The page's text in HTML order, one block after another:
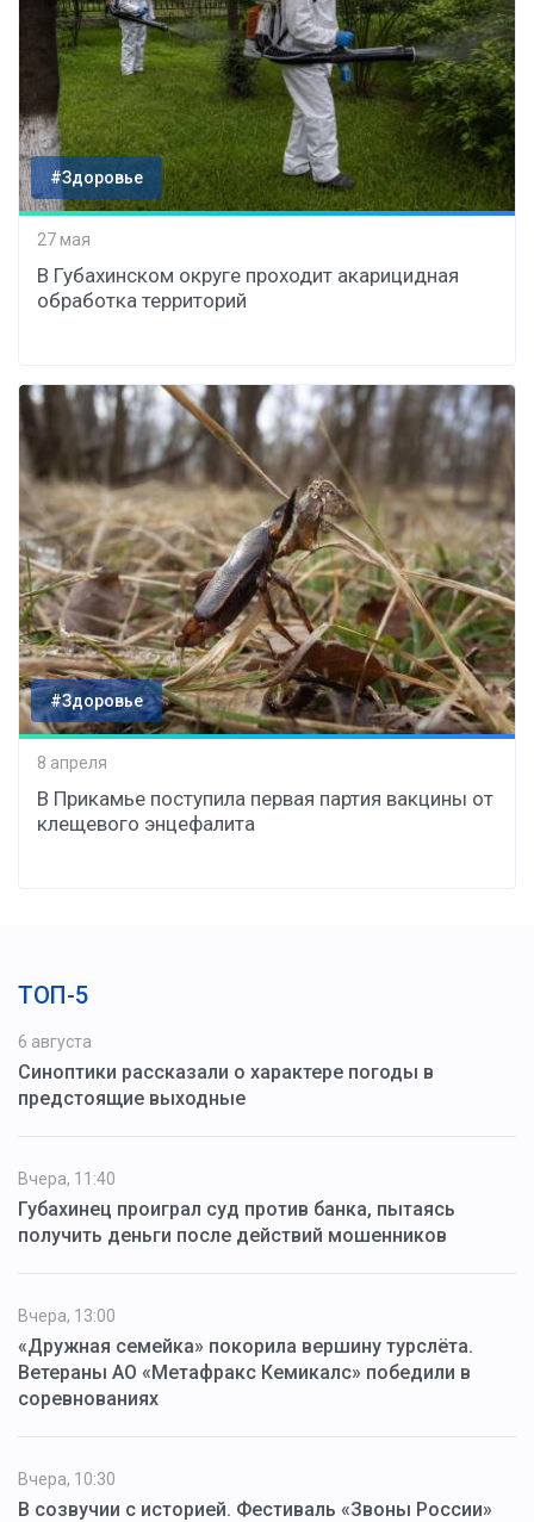
#Здоровье
27 мая
В Губахинском округе проходит акарицидная
обработка территорий
#Здоровье
8 апреля
В Прикамье поступила первая партия вакцины от
клещевого энцефалита
ТОП-5
6 августа
Синоптики рассказали о характере погоды в
предстоящие выходные
Вчера, 11:40
Губахинец проиграл суд против банка, пытаясь
получить деньги после действий мошенников
Вчера, 13:00
«Дружная семейка» покорила вершину турслёта.
Ветераны АО «Метафракс Кемикалс» победили в
соревнованиях
Вчера, 10:30
В созвучии с историей. Фестиваль «Звоны России»